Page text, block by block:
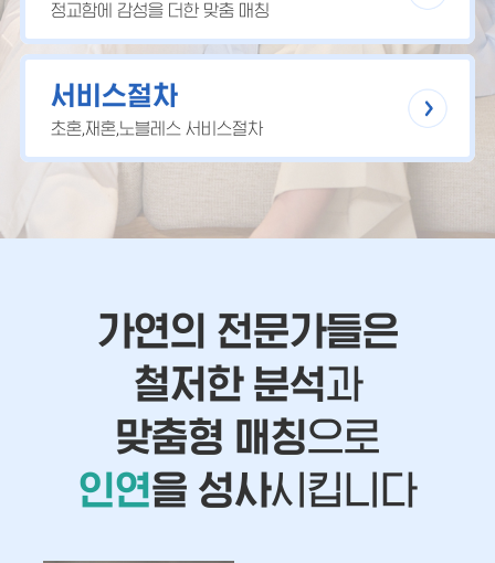
정교함에 감성을 더한 맞춤 매칭
서비스절차
초혼,재혼,노블레스 서비스절차
가연의 전문가들은
철저한 분석과
맞춤형 매칭으로
인연을 성사시킵니다